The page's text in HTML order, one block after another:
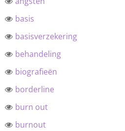
basis
basisverzekering
behandeling
biografieën
borderline
burn out
burnout